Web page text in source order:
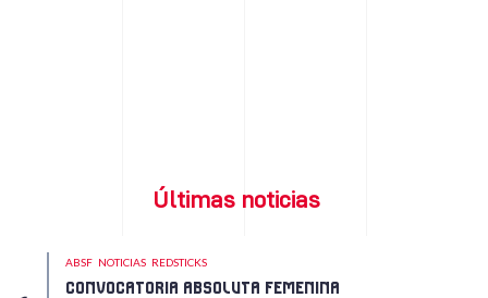
Últimas noticias
ABSF NOTICIAS REDSTICKS
CONVOCATORIA ABSOLUTA FEMENINA